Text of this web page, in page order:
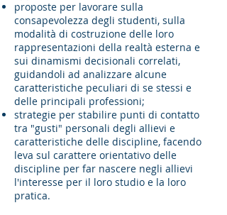
proposte per lavorare sulla
consapevolezza degli studenti, sulla
modalità di costruzione delle loro
rappresentazioni della realtà esterna e
sui dinamismi decisionali correlati,
guidandoli ad analizzare alcune
caratteristiche peculiari di se stessi e
delle principali professioni;
strategie per stabilire punti di contatto
tra "gusti" personali degli allievi e
caratteristiche delle discipline, facendo
leva sul carattere orientativo delle
discipline per far nascere negli allievi
l'interesse per il loro studio e la loro
pratica.